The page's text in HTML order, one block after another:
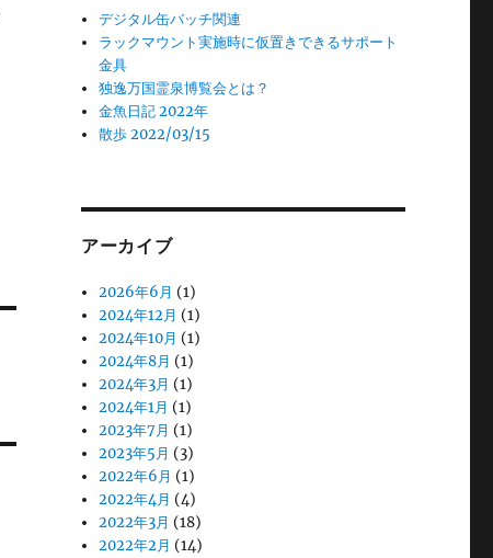
デジタル缶バッチ関連
ラックマウント実施時に仮置きできるサポート
金具
独逸万国霊泉博覧会とは？
金魚日記 2022年
散歩 2022/03/15
アーカイブ
2026年6月 (1)
2024年12月 (1)
2024年10月 (1)
2024年8月 (1)
2024年3月 (1)
2024年1月 (1)
2023年7月 (1)
2023年5月 (3)
2022年6月 (1)
2022年4月 (4)
2022年3月 (18)
2022年2月 (14)